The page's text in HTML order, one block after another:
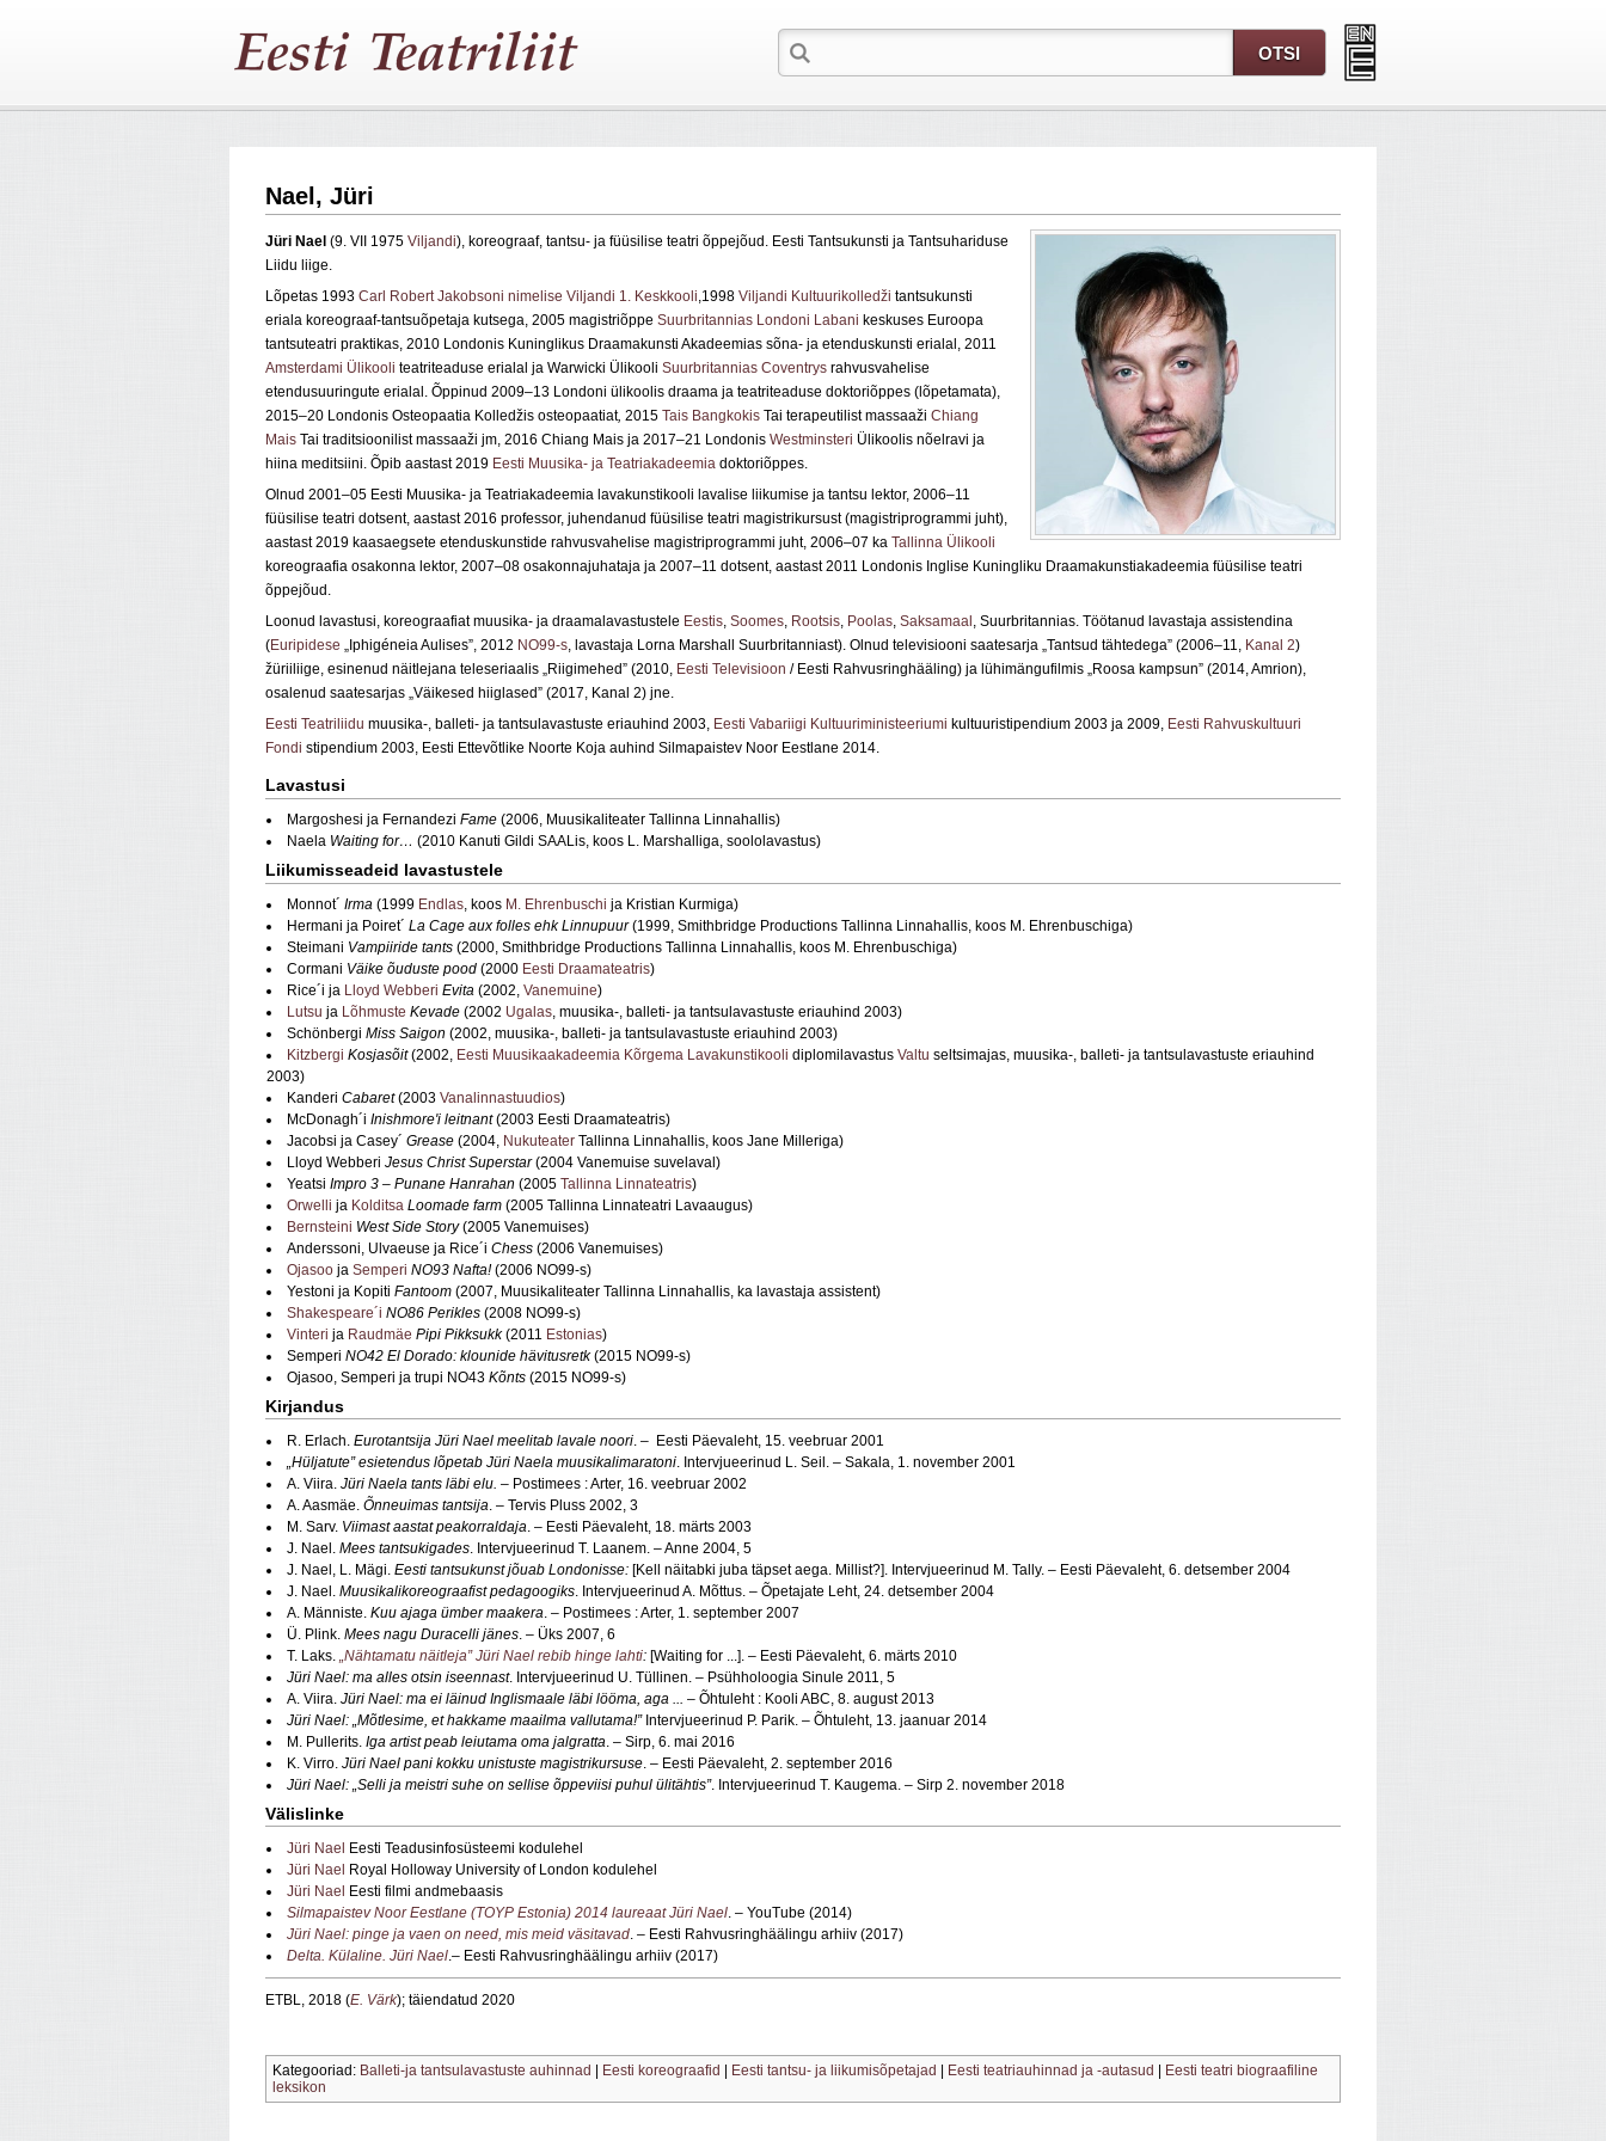
Nael, Jüri
Jüri Nael (9. VII 1975 Viljandi), koreograaf, tantsu- ja füüsilise teatri õppejõud. Eesti Tantsukunsti ja Tantsuhariduse
Liidu liige.
Lõpetas 1993 Carl Robert Jakobsoni nimelise Viljandi 1. Keskkooli,1998 Viljandi Kultuurikolledži tantsukunsti
eriala koreograaf-tantsuõpetaja kutsega, 2005 magistriõppe Suurbritannias Londoni Labani keskuses Euroopa
tantsuteatri praktikas, 2010 Londonis Kuninglikus Draamakunsti Akadeemias sõna- ja etenduskunsti erialal, 2011
Amsterdami Ülikooli teatriteaduse erialal ja Warwicki Ülikooli Suurbritannias Coventrys rahvusvahelise
etendusuuringute erialal. Õppinud 2009–13 Londoni ülikoolis draama ja teatriteaduse doktoriõppes (lõpetamata),
2015–20 Londonis Osteopaatia Kolledžis osteopaatiat, 2015 Tais Bangkokis Tai terapeutilist massaaži Chiang
Mais Tai traditsioonilist massaaži jm, 2016 Chiang Mais ja 2017–21 Londonis Westminsteri Ülikoolis nõelravi ja
hiina meditsiini. Õpib aastast 2019 Eesti Muusika- ja Teatriakadeemia doktoriõppes.
Olnud 2001–05 Eesti Muusika- ja Teatriakadeemia lavakunstikooli lavalise liikumise ja tantsu lektor, 2006–11
füüsilise teatri dotsent, aastast 2016 professor, juhendanud füüsilise teatri magistrikursust (magistriprogrammi juht),
aastast 2019 kaasaegsete etenduskunstide rahvusvahelise magistriprogrammi juht, 2006–07 ka Tallinna Ülikooli
koreograafia osakonna lektor, 2007–08 osakonnajuhataja ja 2007–11 dotsent, aastast 2011 Londonis Inglise Kuningliku Draamakunstiakadeemia füüsilise teatri
õppejõud.
Loonud lavastusi, koreograafiat muusika- ja draamalavastustele Eestis, Soomes, Rootsis, Poolas, Saksamaal , Suurbritannias. Töötanud lavastaja assistendina
(Euripidese „Iphigéneia Aulises”, 2012 NO99-s, lavastaja Lorna Marshall Suurbritanniast). Olnud televisiooni saatesarja „Tantsud tähtedega” (2006–11, Kanal 2)
žüriiliige, esinenud näitlejana teleseriaalis „Riigimehed” (2010, Eesti Televisioon / Eesti Rahvusringhääling) ja lühimängufilmis „Roosa kampsun” (2014, Amrion),
osalenud saatesarjas „Väikesed hiiglased” (2017, Kanal 2) jne.
Eesti Teatriliidu muusika-, balleti- ja tantsulavastuste eriauhind 2003, Eesti Vabariigi Kultuuriministeeriumi kultuuristipendium 2003 ja 2009, Eesti Rahvuskultuuri
Fondi stipendium 2003, Eesti Ettevõtlike Noorte Koja auhind Silmapaistev Noor Eestlane 2014.
Lavastusi
Margoshesi ja Fernandezi Fame (2006, Muusikaliteater Tallinna Linnahallis)
Naela Waiting for… (2010 Kanuti Gildi SAALis, koos L. Marshalliga, soololavastus)
Liikumisseadeid lavastustele
Monnot´ Irma (1999 Endlas, koos M. Ehrenbuschi ja Kristian Kurmiga)
Hermani ja Poiret´ La Cage aux folles ehk Linnupuur(1999, Smithbridge Productions Tallinna Linnahallis, koos M. Ehrenbuschiga)
Steimani Vampiiride tants (2000, Smithbridge Productions Tallinna Linnahallis, koos M. Ehrenbuschiga)
Cormani Väike õuduste pood (2000 Eesti Draamateatris)
Rice´i ja Lloyd Webberi Evita (2002, Vanemuine)
Lutsu ja Lõhmuste Kevade (2002 Ugalas, muusika-, balleti- ja tantsulavastuste eriauhind 2003)
Schönbergi Miss Saigon (2002, muusika-, balleti- ja tantsulavastuste eriauhind 2003)
Kitzbergi Kosjasõit(2002, Eesti Muusikaakadeemia Kõrgema Lavakunstikooli diplomilavastus Valtu seltsimajas, muusika-, balleti- ja tantsulavastuste eriauhind
2003)
Kanderi Cabaret(2003 Vanalinnastuudios)
McDonagh´i Inishmore'i leitnant(2003 Eesti Draamateatris)
Jacobsi ja Casey´ Grease (2004, Nukuteater Tallinna Linnahallis, koos Jane Milleriga)
Lloyd Webberi Jesus Christ Superstar(2004 Vanemuise suvelaval)
Yeatsi Impro 3 – Punane Hanrahan (2005 Tallinna Linnateatris)
Orwelli ja Kolditsa Loomade farm (2005 Tallinna Linnateatri Lavaaugus)
Bernsteini West Side Story(2005 Vanemuises)
Anderssoni, Ulvaeuse ja Rice´i Chess (2006 Vanemuises)
Ojasoo ja Semperi NO93 Nafta!(2006 NO99-s)
Yestoni ja Kopiti Fantoom (2007, Muusikaliteater Tallinna Linnahallis, ka lavastaja assistent)
Shakespeare´i NO86 Perikles (2008 NO99-s)
Vinteri ja Raudmäe Pipi Pikksukk(2011 Estonias)
Semperi NO42 El Dorado: klounide hävitusretk(2015 NO99-s)
Ojasoo, Semperi ja trupi NO43 Kõnts (2015 NO99-s)
Kirjandus
R. Erlach. Eurotantsija Jüri Nael meelitab lavale noori. – Eesti Päevaleht, 15. veebruar 2001
„Hüljatute” esietendus lõpetab Jüri Naela muusikalimaratoni. Intervjueerinud L. Seil. – Sakala, 1. november 2001
A. Viira. Jüri Naela tants läbi elu. – Postimees : Arter, 16. veebruar 2002
A. Aasmäe. Õnneuimas tantsija. – Tervis Pluss 2002, 3
M. Sarv. Viimast aastat peakorraldaja. – Eesti Päevaleht, 18. märts 2003
J. Nael. Mees tantsukigades. Intervjueerinud T. Laanem. – Anne 2004, 5
J. Nael, L. Mägi. Eesti tantsukunst jõuab Londonisse: [Kell näitabki juba täpset aega. Millist?]. Intervjueerinud M. Tally. – Eesti Päevaleht, 6. detsember 2004
J. Nael. Muusikalikoreograafist pedagoogiks. Intervjueerinud A. Mõttus. – Õpetajate Leht, 24. detsember 2004
A. Männiste. Kuu ajaga ümber maakera. – Postimees : Arter, 1. september 2007
Ü. Plink. Mees nagu Duracelli jänes. – Üks 2007, 6
T. Laks. „Nähtamatu näitleja” Jüri Nael rebib hinge lahti: [Waiting for ...]. – Eesti Päevaleht, 6. märts 2010
Jüri Nael: ma alles otsin iseennast. Intervjueerinud U. Tüllinen. – Psühholoogia Sinule 2011, 5
A. Viira. Jüri Nael: ma ei läinud Inglismaale läbi lööma, aga ... – Õhtuleht : Kooli ABC, 8. august 2013
Jüri Nael: „Mõtlesime, et hakkame maailma vallutama!”Intervjueerinud P. Parik. – Õhtuleht, 13. jaanuar 2014
M. Pullerits. Iga artist peab leiutama oma jalgratta. – Sirp, 6. mai 2016
K. Virro. Jüri Nael pani kokku unistuste magistrikursuse. – Eesti Päevaleht, 2. september 2016
Jüri Nael: „Selli ja meistri suhe on sellise õppeviisi puhul ülitähtis”. Intervjueerinud T. Kaugema. – Sirp 2. november 2018
Välislinke
Jüri Nael Eesti Teadusinfosüsteemi kodulehel
Jüri Nael Royal Holloway University of London kodulehel
Jüri Nael Eesti filmi andmebaasis
Silmapaistev Noor Eestlane (TOYP Estonia) 2014 laureaat Jüri Nael . – YouTube (2014)
Jüri Nael: pinge ja vaen on need, mis meid väsitavad – Eesti Rahvusringhäälingu arhiiv (2017)
Delta. Külaline. Jüri Nael – Eesti Rahvusringhäälingu arhiiv (2017)
ETBL, 2018 (E. Värk); täiendatud 2020
Kategooriad: Balleti-ja tantsulavastuste auhinnad Eesti koreograafid Eesti tantsu- ja liikumisõpetajad Eesti teatriauhinnad ja -autasud
Eesti teatri biograafiline
leksikon